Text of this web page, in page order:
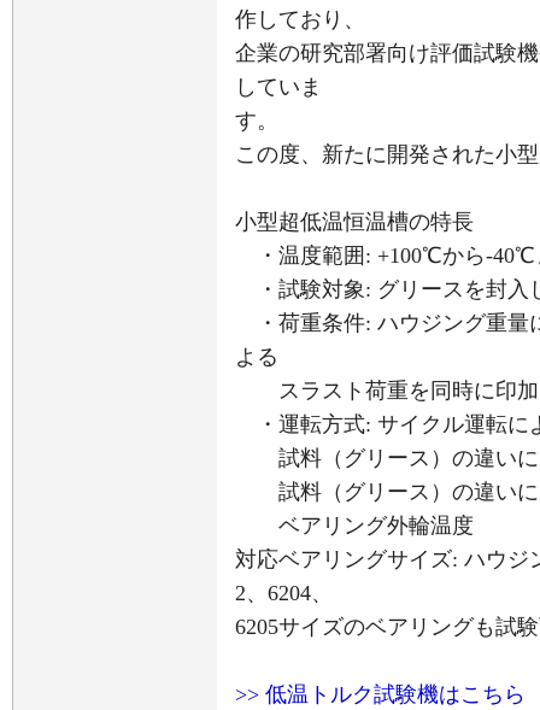
作しており、
企業の研究部署向け評価試験
していま
す。
この度、新たに開発された小
小型超低温恒温槽の特長
・温度範囲: +100℃から-40℃
・試験対象: グリースを封入
・荷重条件: ハウジング重量
よる
スラスト荷重を同時に印加
・運転方式: サイクル運転に
試料（グリース）の違いに
試料（グリース）の違いに
ベアリング外輪温度
対応ベアリングサイズ: ハウジ
2、6204、
6205サイズのベアリングも試
>> 低温トルク試験機はこちら